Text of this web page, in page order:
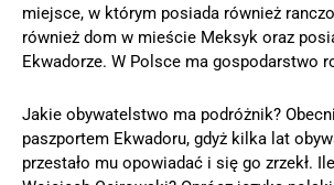
miejsce, w którym posiada również
również dom w mieście Meksyk oraz
Ekwadorze. W Polsce ma gospodarstwo
Jakie obywatelstwo ma podróżnik?
paszportem Ekwadoru, gdyż kilka lat
przestało mu opowiadać i się go zrzekł.